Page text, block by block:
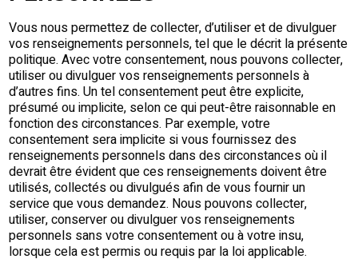
Vous nous permettez de collecter, d’utiliser et de divulguer
vos renseignements personnels, tel que le décrit la présente
politique. Avec votre consentement, nous pouvons collecter,
utiliser ou divulguer vos renseignements personnels à
d’autres fins. Un tel consentement peut être explicite,
présumé ou implicite, selon ce qui peut-être raisonnable en
fonction des circonstances. Par exemple, votre
consentement sera implicite si vous fournissez des
renseignements personnels dans des circonstances où il
devrait être évident que ces renseignements doivent être
utilisés, collectés ou divulgués afin de vous fournir un
service que vous demandez. Nous pouvons collecter,
utiliser, conserver ou divulguer vos renseignements
personnels sans votre consentement ou à votre insu,
lorsque cela est permis ou requis par la loi applicable.